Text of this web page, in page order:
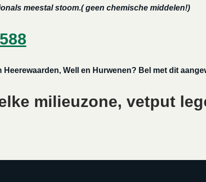
meestal stoom.( geen chemische middelen!)
Well en Hurwenen? Bel met dit
milieuzone, vetput